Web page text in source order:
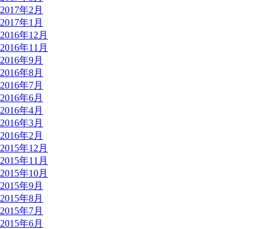
2017年2月
2017年1月
2016年12月
2016年11月
2016年9月
2016年8月
2016年7月
2016年6月
2016年4月
2016年3月
2016年2月
2015年12月
2015年11月
2015年10月
2015年9月
2015年8月
2015年7月
2015年6月